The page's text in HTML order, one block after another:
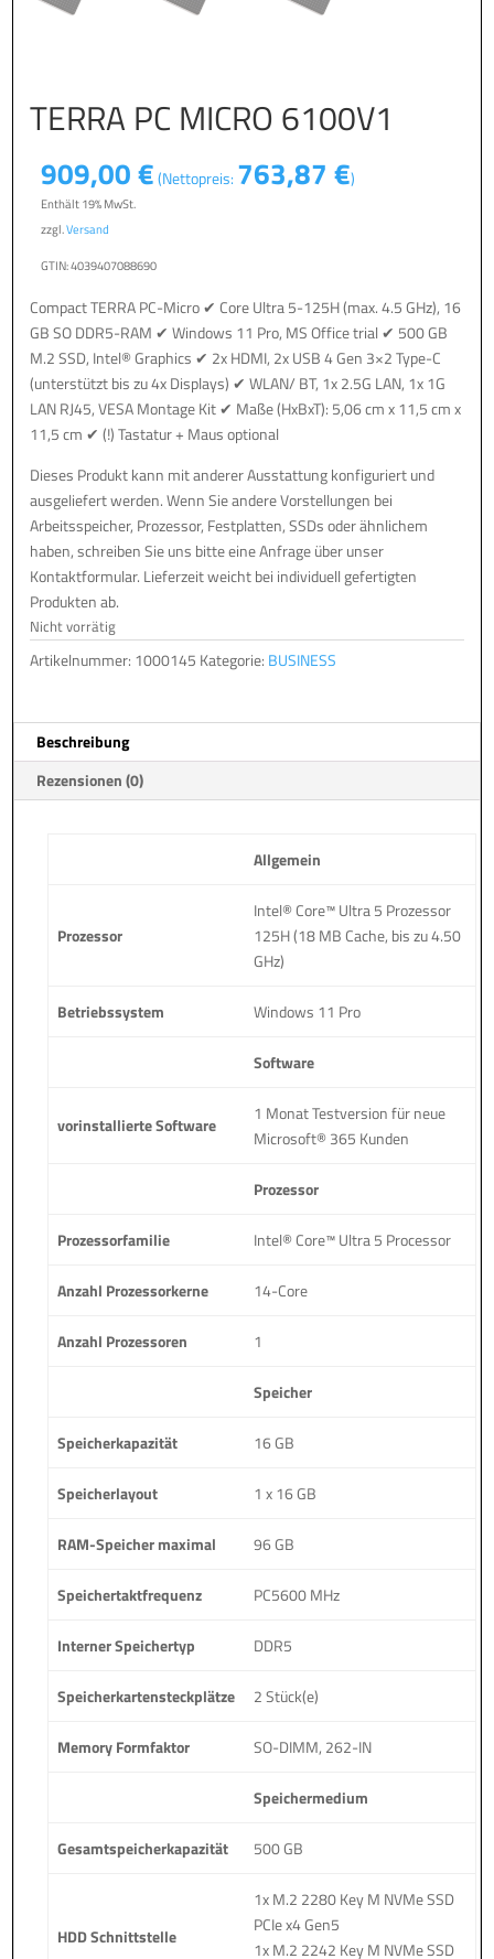
TERRA PC MICRO 6100V1
909,00€ (Nettopreis: 763,87€)
Enthält 19% MwSt.
zzgl.Versand
GTIN: 4039407088690
Compact TERRA PC-Micro ✔ Core Ultra 5-125H (max. 4.5 GHz), 16
GB SO DDR5-RAM ✔ Windows 11 Pro, MS Office trial ✔ 500 GB
M.2 SSD, Intel® Graphics ✔ 2x HDMI, 2x USB 4 Gen 3×2 Type-C
(unterstützt bis zu 4x Displays) ✔ WLAN/ BT, 1x 2.5G LAN, 1x 1G
LAN RJ45, VESA Montage Kit ✔ Maße (HxBxT): 5,06 cm x 11,5 cm x
11,5 cm ✔ (!) Tastatur + Maus optional
Dieses Produkt kann mit anderer Ausstattung konfiguriert und
ausgeliefert werden. Wenn Sie andere Vorstellungen bei
Arbeitsspeicher, Prozessor, Festplatten, SSDs oder ähnlichem
haben, schreiben Sie uns bitte eine Anfrage über unser
Kontaktformular. Lieferzeit weicht bei individuell gefertigten
Produkten ab.
Nicht vorrätig
Artikelnummer: 1000145 Kategorie: BUSINESS
Beschreibung
Rezensionen (0)
Allgemein
Prozessor
Intel® Core™ Ultra 5 Prozessor
125H (18 MB Cache, bis zu 4.50
GHz)
Betriebssystem Windows 11 Pro
Software
vorinstallierte Software
1 Monat Testversion für neue
Microsoft® 365 Kunden
Prozessor
Prozessorfamilie Intel® Core™ Ultra 5 Processor
Anzahl Prozessorkerne 14-Core
Anzahl Prozessoren 1
Speicher
Speicherkapazität 16 GB
Speicherlayout 1 x 16 GB
RAM-Speicher maximal 96 GB
Speichertaktfrequenz PC5600 MHz
Interner Speichertyp DDR5
Speicherkartensteckplätze 2 Stück(e)
Memory Formfaktor SO-DIMM, 262-IN
Speichermedium
Gesamtspeicherkapazität 500 GB
HDD Schnittstelle
1x M.2 2280 Key M NVMe SSD
PCIe x4 Gen5
1x M.2 2242 Key M NVMe SSD